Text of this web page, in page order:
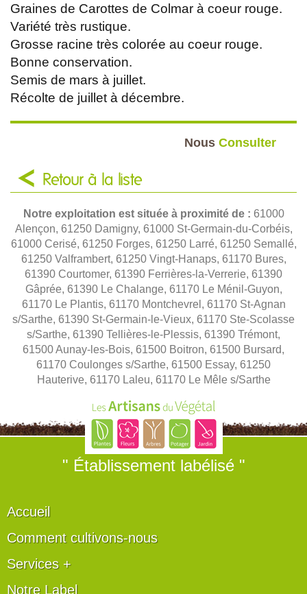
Graines de Carottes de Colmar à coeur rouge.
Variété très rustique.
Grosse racine très colorée au coeur rouge.
Bonne conservation.
Semis de mars à juillet.
Récolte de juillet à décembre.
Nous Consulter
Retour à la liste
Notre exploitation est située à proximité de : 61000
Alençon, 61250 Damigny, 61000 St-Germain-du-Corbéis,
61000 Cerisé, 61250 Forges, 61250 Larré, 61250 Semallé,
61250 Valframbert, 61250 Vingt-Hanaps, 61170 Bures,
61390 Courtomer, 61390 Ferrières-la-Verrerie, 61390
Gâprée, 61390 Le Chalange, 61170 Le Ménil-Guyon,
61170 Le Plantis, 61170 Montchevrel, 61170 St-Agnan
s/Sarthe, 61390 St-Germain-le-Vieux, 61170 Ste-Scolasse
s/Sarthe, 61390 Tellières-le-Plessis, 61390 Trémont,
61500 Aunay-les-Bois, 61500 Boitron, 61500 Bursard,
61170 Coulonges s/Sarthe, 61500 Essay, 61250
Hauterive, 61170 Laleu, 61170 Le Mêle s/Sarthe
" Établissement labélisé "
Accueil
Comment cultivons-nous
Services +
Notre Label